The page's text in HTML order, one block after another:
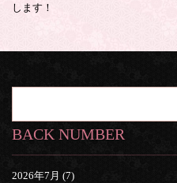
します！
BACK NUMBER
2026年7月 (7)